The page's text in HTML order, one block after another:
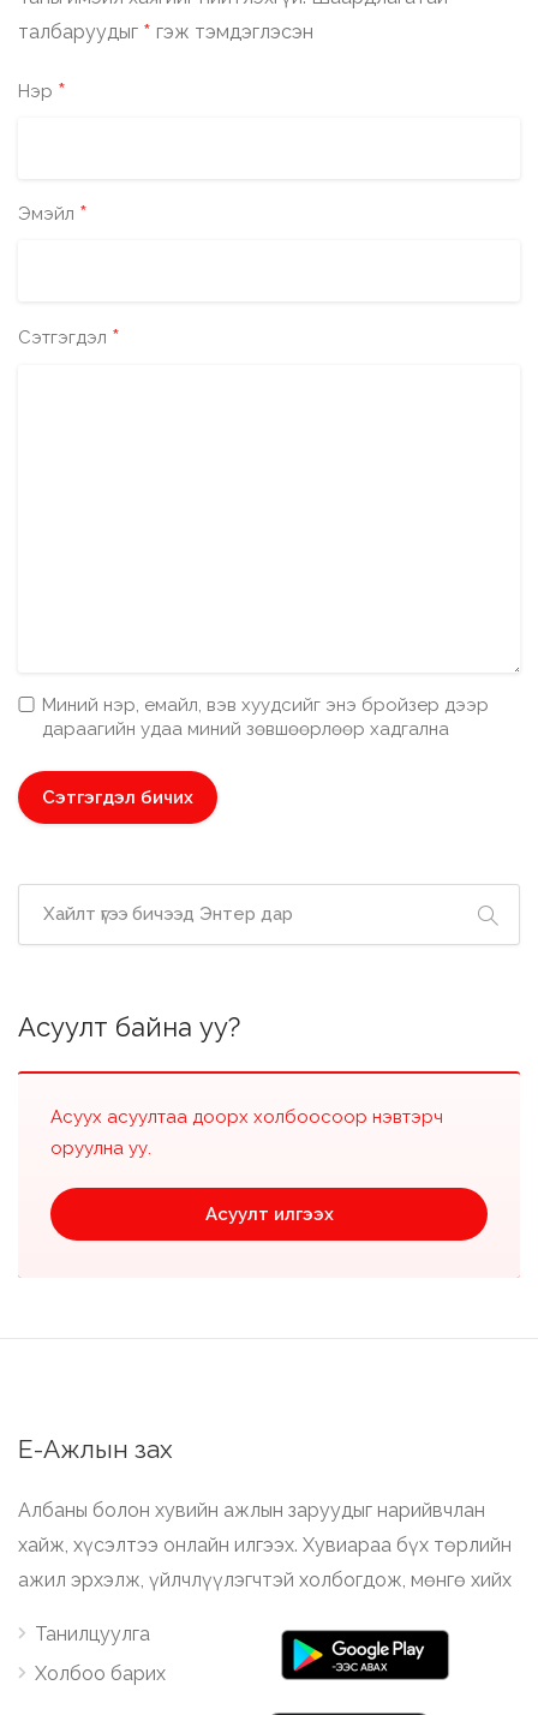
талбаруудыг * гэж тэмдэглэсэн
Нэр *
Эмэйл *
Сэтгэгдэл *
Миний нэр, емайл, вэв хуудсийг энэ бройзер дээр
дараагийн удаа миний зөвшөөрлөөр хадгална
Асуулт байна уу?
Асуух асуултаа доорх холбоосоор нэвтэрч
оруулна уу.
Асуулт илгээх
Е-Ажлын зах
Албаны болон хувийн ажлын заруудыг нарийвчлан
хайж, хүсэлтээ онлайн илгээх. Хувиараа бүх төрлийн
ажил эрхэлж, үйлчлүүлэгчтэй холбогдож, мөнгө хийх
Танилцуулга
Холбоо барих